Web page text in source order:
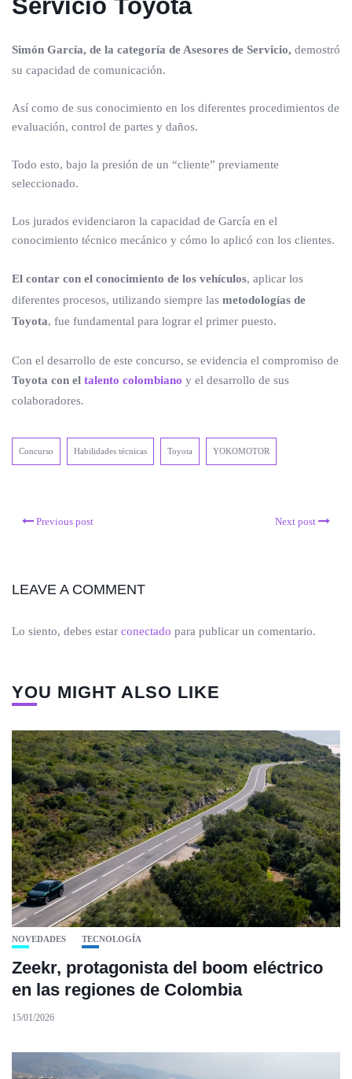
Servicio Toyota
Simón García, de la categoría de Asesores de Servicio, demostró
su capacidad de comunicación.
Así como de sus conocimiento en los diferentes procedimientos de
evaluación, control de partes y daños.
Todo esto, bajo la presión de un “cliente” previamente
seleccionado.
Los jurados evidenciaron la capacidad de García en el
conocimiento técnico mecánico y cómo lo aplicó con los clientes.
El contar con el conocimiento de los vehículos, aplicar los
diferentes procesos, utilizando siempre las metodologías de
Toyota, fue fundamental para lograr el primer puesto.
Con el desarrollo de este concurso, se evidencia el compromiso de
Toyota con el talento colombiano y el desarrollo de sus
colaboradores.
Concurso Habilidades técnicas Toyota YOKOMOTOR
Previous post Next post
LEAVE A COMMENT
Lo siento, debes estar conectado para publicar un comentario.
YOU MIGHT ALSO LIKE
NOVEDADES TECNOLOGÍA
Zeekr, protagonista del boom eléctrico
en las regiones de Colombia
15/01/2026